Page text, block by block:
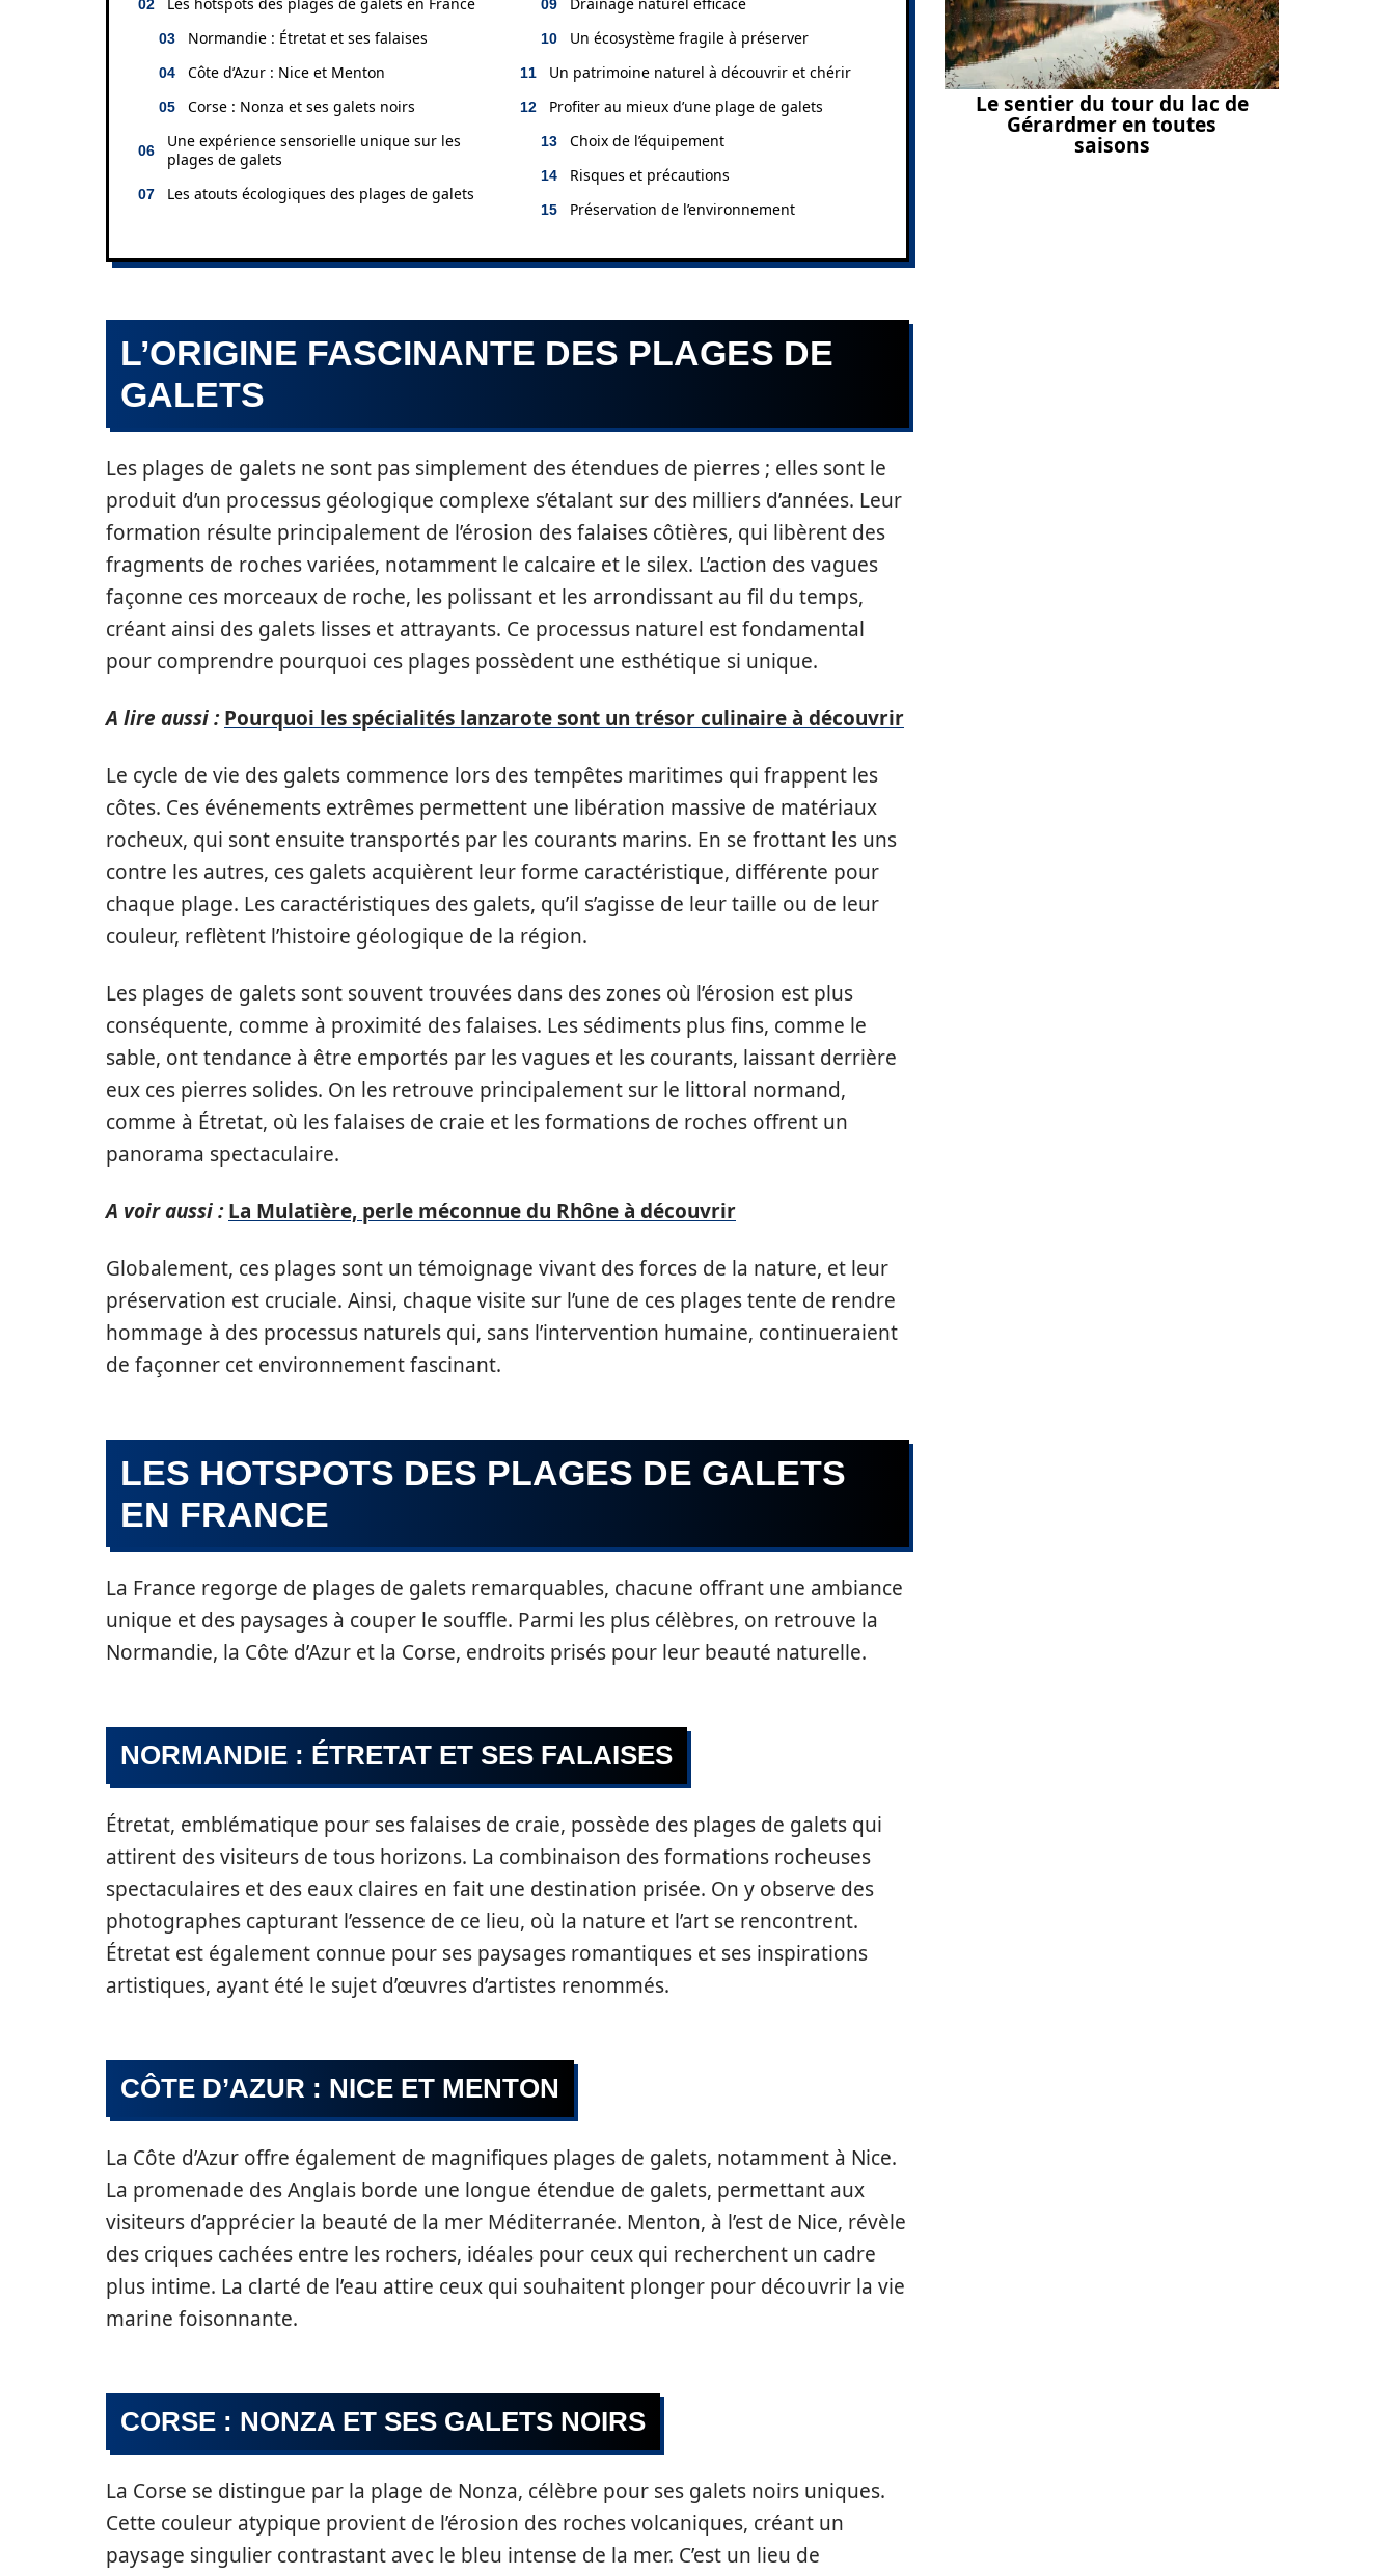
Normandie : Étretat et ses falaises
Côte d’Azur : Nice et Menton
Corse : Nonza et ses galets noirs
Une expérience sensorielle unique sur les
plages de galets
Les atouts écologiques des plages de galets
Un écosystème fragile à préserver
Un patrimoine naturel à découvrir et chérir
Profiter au mieux d’une plage de galets
Choix de l’équipement
Risques et précautions
Préservation de l’environnement
L’ORIGINE FASCINANTE DES PLAGES DE
GALETS
Les plages de galets ne sont pas simplement des étendues de pierres ; elles sont le
produit d’un processus géologique complexe s’étalant sur des milliers d’années. Leur
formation résulte principalement de l’érosion des falaises côtières, qui libèrent des
fragments de roches variées, notamment le calcaire et le silex. L’action des vagues
façonne ces morceaux de roche, les polissant et les arrondissant au fil du temps,
créant ainsi des galets lisses et attrayants. Ce processus naturel est fondamental
pour comprendre pourquoi ces plages possèdent une esthétique si unique.
A lire aussi : Pourquoi les spécialités lanzarote sont un trésor culinaire à découvrir
Le cycle de vie des galets commence lors des tempêtes maritimes qui frappent les
côtes. Ces événements extrêmes permettent une libération massive de matériaux
rocheux, qui sont ensuite transportés par les courants marins. En se frottant les uns
contre les autres, ces galets acquièrent leur forme caractéristique, différente pour
chaque plage. Les caractéristiques des galets, qu’il s’agisse de leur taille ou de leur
couleur, reflètent l’histoire géologique de la région.
Les plages de galets sont souvent trouvées dans des zones où l’érosion est plus
conséquente, comme à proximité des falaises. Les sédiments plus fins, comme le
sable, ont tendance à être emportés par les vagues et les courants, laissant derrière
eux ces pierres solides. On les retrouve principalement sur le littoral normand,
comme à Étretat, où les falaises de craie et les formations de roches offrent un
panorama spectaculaire.
A voir aussi : La Mulatière, perle méconnue du Rhône à découvrir
Globalement, ces plages sont un témoignage vivant des forces de la nature, et leur
préservation est cruciale. Ainsi, chaque visite sur l’une de ces plages tente de rendre
hommage à des processus naturels qui, sans l’intervention humaine, continueraient
de façonner cet environnement fascinant.
LES HOTSPOTS DES PLAGES DE GALETS
EN FRANCE
La France regorge de plages de galets remarquables, chacune offrant une ambiance
unique et des paysages à couper le souffle. Parmi les plus célèbres, on retrouve la
Normandie, la Côte d’Azur et la Corse, endroits prisés pour leur beauté naturelle.
NORMANDIE : ÉTRETAT ET SES FALAISES
Étretat, emblématique pour ses falaises de craie, possède des plages de galets qui
attirent des visiteurs de tous horizons. La combinaison des formations rocheuses
spectaculaires et des eaux claires en fait une destination prisée. On y observe des
photographes capturant l’essence de ce lieu, où la nature et l’art se rencontrent.
Étretat est également connue pour ses paysages romantiques et ses inspirations
artistiques, ayant été le sujet d’œuvres d’artistes renommés.
CÔTE D’AZUR : NICE ET MENTON
La Côte d’Azur offre également de magnifiques plages de galets, notamment à Nice.
La promenade des Anglais borde une longue étendue de galets, permettant aux
visiteurs d’apprécier la beauté de la mer Méditerranée. Menton, à l’est de Nice, révèle
des criques cachées entre les rochers, idéales pour ceux qui recherchent un cadre
plus intime. La clarté de l’eau attire ceux qui souhaitent plonger pour découvrir la vie
marine foisonnante.
CORSE : NONZA ET SES GALETS NOIRS
La Corse se distingue par la plage de Nonza, célèbre pour ses galets noirs uniques.
Cette couleur atypique provient de l’érosion des roches volcaniques, créant un
paysage singulier contrastant avec le bleu intense de la mer. C’est un lieu de
Le sentier du tour du lac de
Gérardmer en toutes
saisons